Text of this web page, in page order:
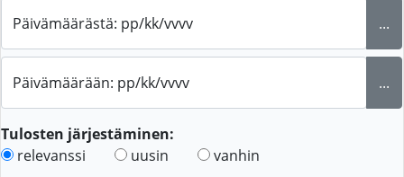
Päivämäärästä: pp/kk/vvvv ...
Päivämäärään: pp/kk/vvvv ...
Tulosten järjestäminen:
relevanssi
uusin vanhin